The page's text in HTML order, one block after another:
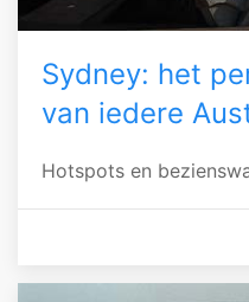
Sydney: het
van iedere
Hotspots en